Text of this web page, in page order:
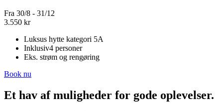
Fra 30/8 - 31/12
3.550 kr
Luksus hytte kategori 5A
Inklusiv4 personer
Eks. strøm og rengøring
Book nu
Et hav af muligheder for gode oplevelser.